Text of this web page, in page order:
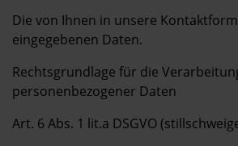
Die von Ihnen in unsere
eingegebenen Daten.
Rechtsgrundlage für die
personenbezogener Daten
Art. 6 Abs. 1 lit.a DSGVO